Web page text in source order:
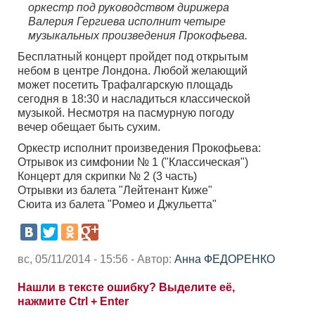
оркестр под руководством дирижера
Валерия Гергиева исполнит четыре
музыкальных произведения Прокофьева.
Бесплатный концерт пройдет под открытым
небом в центре Лондона. Любой желающий
может посетить Трафалгарскую площадь
сегодня в 18:30 и насладиться классической
музыкой. Несмотря на пасмурную погоду
вечер обещает быть сухим.
Оркестр исполнит произведения Прокофьева:
Отрывок из симфонии № 1 ("Классическая")
Концерт для скрипки № 2 (3 часть)
Отрывки из балета "Лейтенант Киже"
Сюита из балета "Ромео и Джульетта"
вс, 05/11/2014 - 15:56 - Автор: Анна ФЕДОРЕНКО
Нашли в тексте ошибку? Выделите её,
нажмите Ctrl + Enter